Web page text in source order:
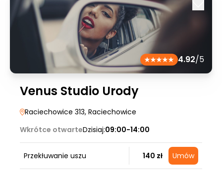
4.92/5
Venus Studio Urody
Raciechowice 313, Raciechowice
Wkrótce otwarteDzisiaj:09:00-14:00
Przekłuwanie uszu 140 zł Umów